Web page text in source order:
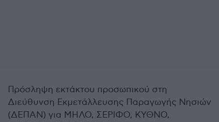
Πρόσληψη εκτάκτου προσωπικού στη
Διεύθυνση Εκμετάλλευσης Παραγωγής Νησιών
(ΔΕΠΑΝ) για ΜΗΛΟ, ΣΕΡΙΦΟ, ΚΥΘΝΟ,